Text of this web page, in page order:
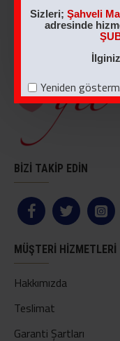
Sizleri; Şahveli
adresinde
Yeniden
BİZİ TAKİP EDİN
MÜŞTERI HIZMETLERI
Hakkımızda
Teslimat
Garanti Şartları